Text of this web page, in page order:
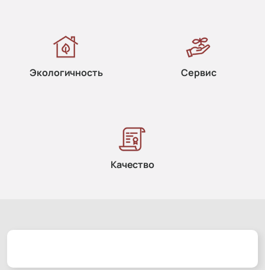
Экологичность Сервис
Качество